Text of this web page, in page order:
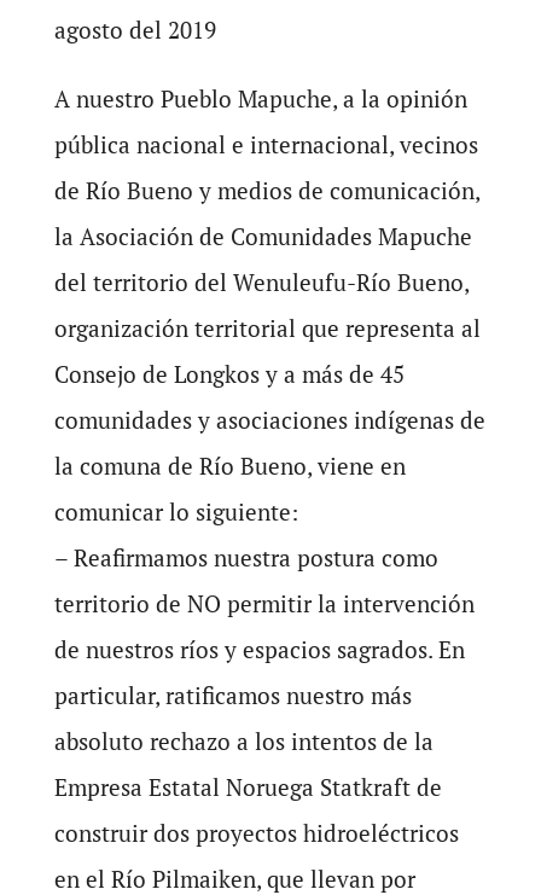
agosto del 2019
A nuestro Pueblo Mapuche, a la opinión
pública nacional e internacional, vecinos
de Río Bueno y medios de comunicación,
la Asociación de Comunidades Mapuche
del territorio del Wenuleufu-Río Bueno,
organización territorial que representa al
Consejo de Longkos y a más de 45
comunidades y asociaciones indígenas de
la comuna de Río Bueno, viene en
comunicar lo siguiente:
– Reafirmamos nuestra postura como
territorio de NO permitir la intervención
de nuestros ríos y espacios sagrados. En
particular, ratificamos nuestro más
absoluto rechazo a los intentos de la
Empresa Estatal Noruega Statkraft de
construir dos proyectos hidroeléctricos
en el Río Pilmaiken, que llevan por